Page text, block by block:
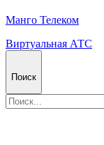
Манго Телеком
Виртуальная АТС
Поиск